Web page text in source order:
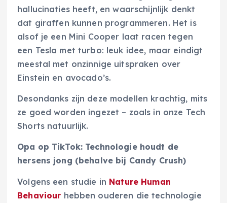
hallucinaties heeft, en waarschijnlijk denkt
dat giraffen kunnen programmeren. Het is
alsof je een Mini Cooper laat racen tegen
een Tesla met turbo: leuk idee, maar eindigt
meestal met onzinnige uitspraken over
Einstein en avocado’s.
Desondanks zijn deze modellen krachtig, mits
ze goed worden ingezet – zoals in onze Tech
Shorts natuurlijk.
Opa op TikTok: Technologie houdt de
hersens jong (behalve bij Candy Crush)
Volgens een studie in Nature Human
Behaviour hebben ouderen die technologie